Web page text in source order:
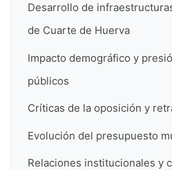
Desarrollo de
de Cuarte de Huerva
Impacto demográfico y
públicos
Críticas de la oposición y
Evolución del presupuesto
Relaciones institucionales y